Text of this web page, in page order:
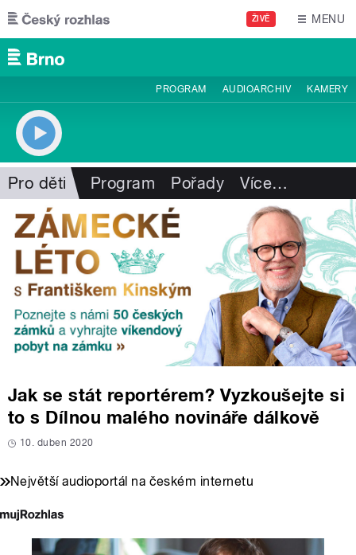
Přejít k hlavnímu obsahu
ŽIVĚ MENU
PROGRAM AUDIOARCHIV KAMERY
Pro děti Program Pořady Více…
Jak se stát reportérem? Vyzkoušejte si
to s Dílnou malého novináře dálkově
10. duben 2020
Největší audioportál na českém internetu